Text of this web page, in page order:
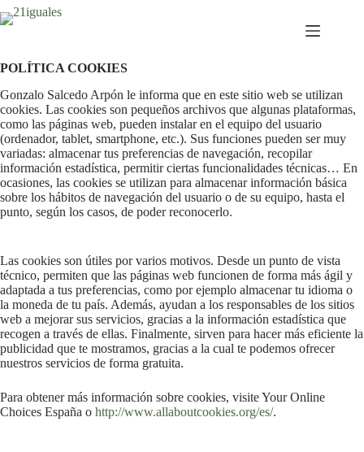
Saltar
al
POLÍTICA COOKIES
Gonzalo Salcedo Arpón le informa que en este sitio web se utilizan
cookies. Las cookies son pequeños archivos que algunas plataformas,
como las páginas web, pueden instalar en el equipo del usuario
(ordenador, tablet, smartphone, etc.). Sus funciones pueden ser muy
variadas: almacenar tus preferencias de navegación, recopilar
información estadística, permitir ciertas funcionalidades técnicas… En
ocasiones, las cookies se utilizan para almacenar información básica
sobre los hábitos de navegación del usuario o de su equipo, hasta el
punto, según los casos, de poder reconocerlo.
Las cookies son útiles por varios motivos. Desde un punto de vista
técnico, permiten que las páginas web funcionen de forma más ágil y
adaptada a tus preferencias, como por ejemplo almacenar tu idioma o
la moneda de tu país. Además, ayudan a los responsables de los sitios
web a mejorar sus servicios, gracias a la información estadística que
recogen a través de ellas. Finalmente, sirven para hacer más eficiente la
publicidad que te mostramos, gracias a la cual te podemos ofrecer
nuestros servicios de forma gratuita.
Para obtener más información sobre cookies, visite Your Online
Choices España o http://www.allaboutcookies.org/es/.